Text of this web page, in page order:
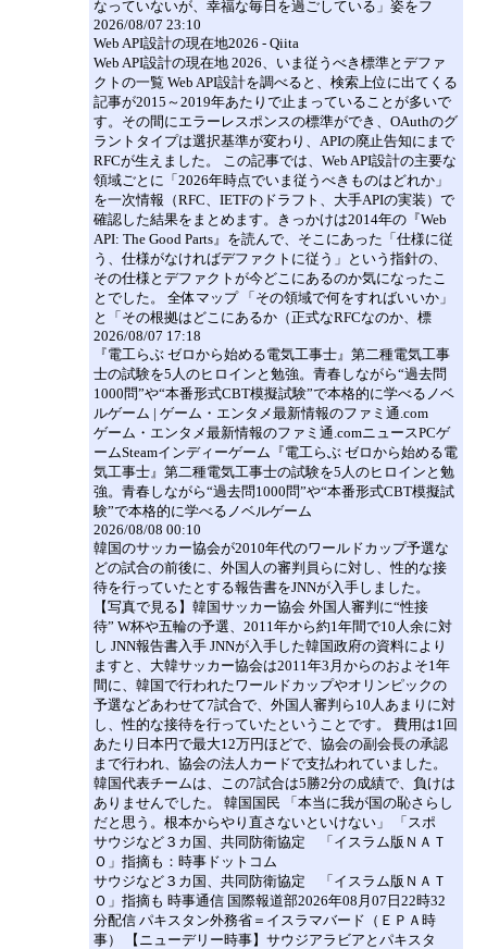
なっていないが、幸福な毎日を過ごしている」姿をフ
2026/08/07 23:10
Web API設計の現在地2026 - Qiita
Web API設計の現在地 2026、いま従うべき標準とデファ
クトの一覧 Web API設計を調べると、検索上位に出てくる
記事が2015～2019年あたりで止まっていることが多いで
す。その間にエラーレスポンスの標準ができ、OAuthのグ
ラントタイプは選択基準が変わり、APIの廃止告知にまで
RFCが生えました。 この記事では、Web API設計の主要な
領域ごとに「2026年時点でいま従うべきものはどれか」
を一次情報（RFC、IETFのドラフト、大手APIの実装）で
確認した結果をまとめます。きっかけは2014年の『Web
API: The Good Parts』を読んで、そこにあった「仕様に従
う、仕様がなければデファクトに従う」という指針の、
その仕様とデファクトが今どこにあるのか気になったこ
とでした。 全体マップ 「その領域で何をすればいいか」
と「その根拠はどこにあるか（正式なRFCなのか、標
2026/08/07 17:18
『電工らぶ ゼロから始める電気工事士』第二種電気工事
士の試験を5人のヒロインと勉強。青春しながら“過去問
1000問”や“本番形式CBT模擬試験”で本格的に学べるノベ
ルゲーム | ゲーム・エンタメ最新情報のファミ通.com
ゲーム・エンタメ最新情報のファミ通.comニュースPCゲ
ームSteamインディーゲーム『電工らぶ ゼロから始める電
気工事士』第二種電気工事士の試験を5人のヒロインと勉
強。青春しながら“過去問1000問”や“本番形式CBT模擬試
験”で本格的に学べるノベルゲーム
2026/08/08 00:10
韓国のサッカー協会が2010年代のワールドカップ予選な
どの試合の前後に、外国人の審判員らに対し、性的な接
待を行っていたとする報告書をJNNが入手しました。
【写真で見る】韓国サッカー協会 外国人審判に“性接
待” W杯や五輪の予選、2011年から約1年間で10人余に対
し JNN報告書入手 JNNが入手した韓国政府の資料により
ますと、大韓サッカー協会は2011年3月からのおよそ1年
間に、韓国で行われたワールドカップやオリンピックの
予選などあわせて7試合で、外国人審判ら10人あまりに対
し、性的な接待を行っていたということです。 費用は1回
あたり日本円で最大12万円ほどで、協会の副会長の承認
まで行われ、協会の法人カードで支払われていました。
韓国代表チームは、この7試合は5勝2分の成績で、負けは
ありませんでした。 韓国国民 「本当に我が国の恥さらし
だと思う。根本からやり直さないといけない」 「スポ
サウジなど３カ国、共同防衛協定 「イスラム版ＮＡＴ
Ｏ」指摘も：時事ドットコム
サウジなど３カ国、共同防衛協定 「イスラム版ＮＡＴ
Ｏ」指摘も 時事通信 国際報道部2026年08月07日22時32
分配信 パキスタン外務省＝イスラマバード（ＥＰＡ時
事） 【ニューデリー時事】サウジアラビアとパキスタ